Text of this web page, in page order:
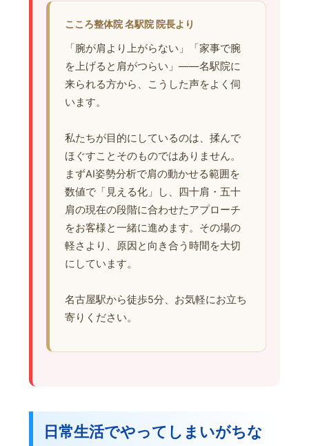
こころ整体院 名駅院 院長より
「腕が肩より上がらない」「家事で腕
を上げると肩がつらい」——名駅院に
来られる方から、こうした声をよく伺
います。
私たちが目的にしているのは、揉んで
ほぐすことそのものではありません。
まずAI姿勢分析で肩の動かせる範囲を
数値で「見える化」し、四十肩・五十
肩の現在の段階に合わせたアプローチ
をお客様と一緒に進めます。その場の
軽さより、原因と向き合う時間を大切
にしています。
名古屋駅から徒歩5分、お気軽にお立ち
寄りください。
日常生活でやってしまいがちな